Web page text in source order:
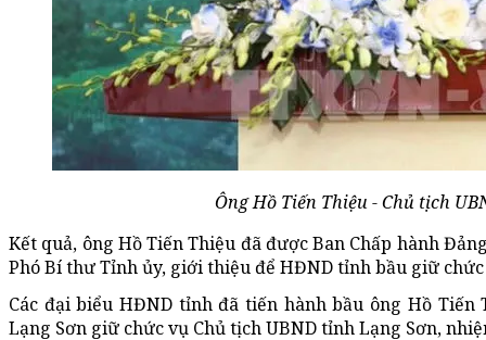
Ông Hồ Tiến Thiệu - Chủ tịch
Kết quả, ông Hồ Tiến Thiệu đã được Ban Chấp hành
Phó Bí thư Tỉnh ủy, giới thiệu để HĐND tỉnh bầu giữ
Các đại biểu HĐND tỉnh đã tiến hành bầu ông Hồ
Lạng Sơn giữ chức vụ Chủ tịch UBND tỉnh Lạng Sơn,